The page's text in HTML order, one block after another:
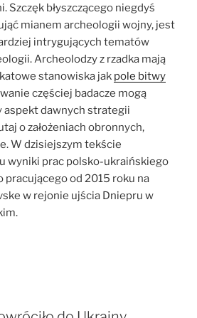
Szczęk błyszczącego niegdyś
mianem archeologii wojny, jest
intrygujących tematów
Archeolodzy z rzadka mają
stanowiska jak pole bitwy
częściej badacze mogą
dawnych strategii
o założeniach obronnych,
W dzisiejszym tekście
wyniki prac polsko-ukraińskiego
pracującego od 2015 roku na
w rejonie ujścia Dniepru w